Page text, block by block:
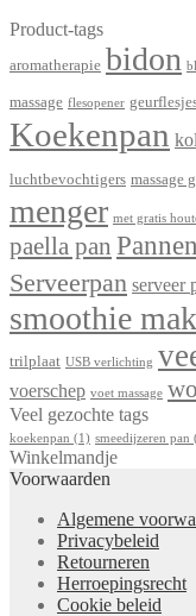
Product-tags
aromatherapie bidon
massage flesopener
Koekenpan
luchtbevochtigers massage
menger met gratis
paella pan
Serveerpan serveer
smoothie
trilplaat USB verlichting
voerschep voet massage
Veel gezochte tags
koekenpan (1) smeedijzeren pan
Winkelmandje
Voorwaarden
Algemene
Privacybeleid
Retourneren
Herroepingsrecht
Cookie beleid